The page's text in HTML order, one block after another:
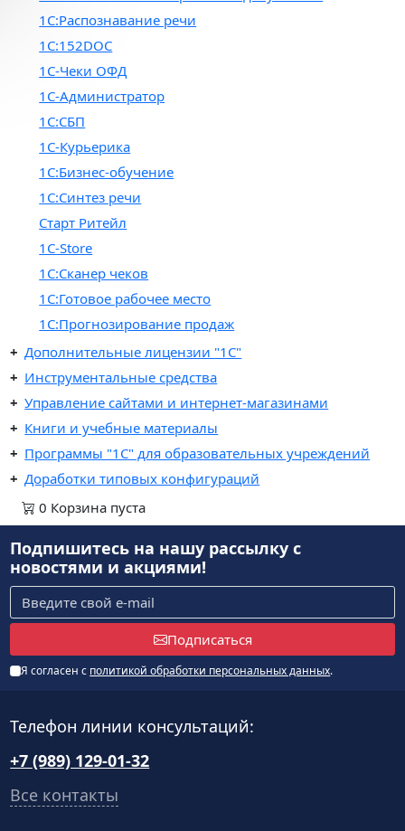
1С:Распознавание речи
1С:152DOC
1С-Чеки ОФД
1С-Администратор
1С:СБП
1С-Курьерика
1С:Бизнес-обучение
1С:Синтез речи
Старт Ритейл
1C-Store
1С:Сканер чеков
1С:Готовое рабочее место
1С:Прогнозирование продаж
Дополнительные лицензии "1С"
Инструментальные средства
Управление сайтами и интернет-магазинами
Книги и учебные материалы
Программы "1С" для образовательных учреждений
Доработки типовых конфигураций
0 Корзина пуста
Подпишитесь на нашу рассылкус
новостями и акциями!
Подписаться
Я согласен с политикой обработки персональных данных.
Телефон линии консультаций:
+7 (989) 129-01-32
Все контакты